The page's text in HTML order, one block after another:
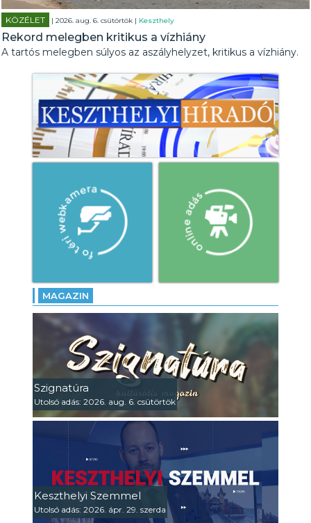
KÖZÉLET | 2026. aug. 6. csütörtök | Keszthely
Rekord melegben kritikus a vízhiány
A tartós melegben súlyos az aszályhelyzet, kritikus a vízhiány.
MAGAZIN
Szignatúra
Utolsó adás: 2026. aug. 6. csütörtök
Keszthelyi Szemmel
Utolsó adás: 2026. ápr. 29. szerda